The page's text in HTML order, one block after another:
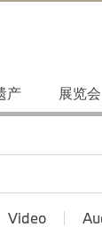
产 展览
Video